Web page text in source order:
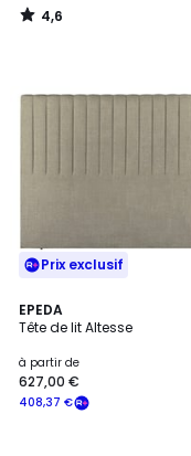
4,6
/
Prix exclusif
EPEDA
Tête de lit Altesse
à partir de
408,37 €
627,00 €
3
Couleurs